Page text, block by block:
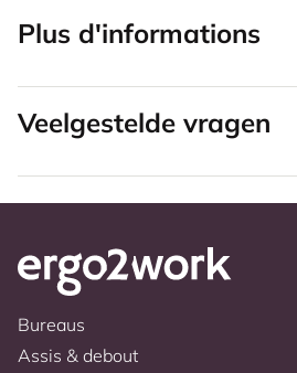
Plus d'informations
Veelgestelde vragen
Bureaus
Assis & debout